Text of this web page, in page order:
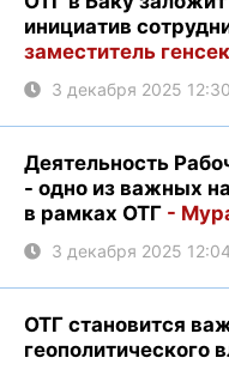
инициатив
заместитель
3 декабря 2025
Деятельность
- одно из важных
в рамках ОТГ -
3 декабря 2025
ОТГ становится
геополитического